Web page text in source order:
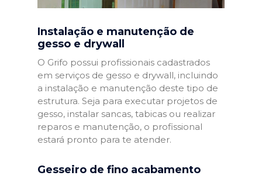
Instalação e manutenção de
gesso e drywall
O Grifo possui profissionais cadastrados
em serviços de gesso e drywall, incluindo
a instalação e manutenção deste tipo de
estrutura. Seja para executar projetos de
gesso, instalar sancas, tabicas ou realizar
reparos e manutenção, o profissional
estará pronto para te atender.
Gesseiro de fino acabamento